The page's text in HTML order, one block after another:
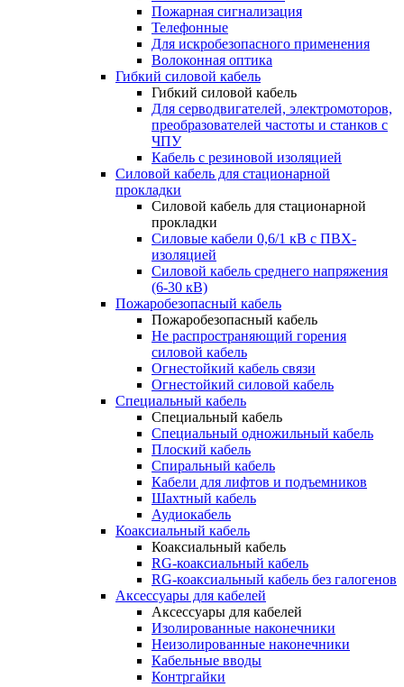
Пожарная сигнализация
Телефонные
Для искробезопасного применения
Волоконная оптика
Гибкий силовой кабель
Гибкий силовой кабель
Для серводвигателей, электромоторов,
преобразователей частоты и станков с
ЧПУ
Кабель с резиновой изоляцией
Силовой кабель для стационарной
прокладки
Силовой кабель для стационарной
прокладки
Силовые кабели 0,6/1 кВ с ПВХ-
изоляцией
Силовой кабель среднего напряжения
(6-30 кВ)
Пожаробезопасный кабель
Пожаробезопасный кабель
Не распространяющий горения
силовой кабель
Огнестойкий кабель связи
Огнестойкий силовой кабель
Специальный кабель
Специальный кабель
Специальный одножильный кабель
Плоский кабель
Спиральный кабель
Кабели для лифтов и подъемников
Шахтный кабель
Аудиокабель
Коаксиальный кабель
Коаксиальный кабель
RG-коаксиальный кабель
RG-коаксиальный кабель без галогенов
Аксессуары для кабелей
Аксессуары для кабелей
Изолированные наконечники
Неизолированные наконечники
Кабельные вводы
Контргайки